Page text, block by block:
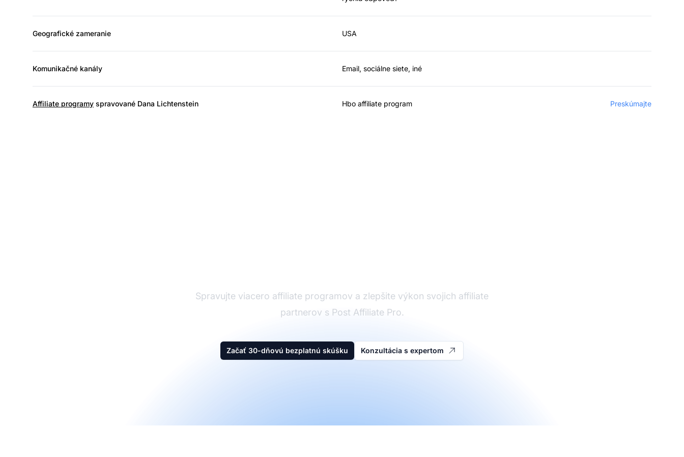
Geografické zameranie USA
Komunikačné kanály Email, sociálne siete, iné
Affiliate programy spravované Dana Lichtenstein Hbo affiliate program Preskúmajte
Spravujte viacero affiliate programov a zlepšite výkon svojich affiliate
partnerov s Post Affiliate Pro.
Začať 30-dňovú bezplatnú skúšku Konzultácia s expertom